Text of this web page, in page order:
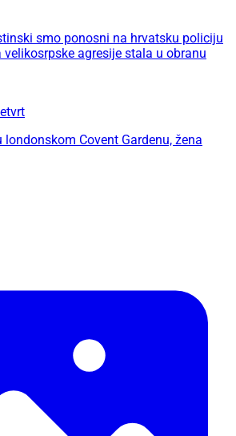
smo ponosni na hrvatsku policiju
agresije stala u obranu
londonskom Covent Gardenu, žena